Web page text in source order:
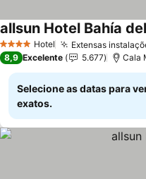
4 EstrelasHotel Extensas
allsun Hotel Bahía
8,9 Excelente 5.677 Cala
Selecione as datas para
exatos.